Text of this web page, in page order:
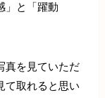
」と「躍動
真を見ていただ
て取れると思い